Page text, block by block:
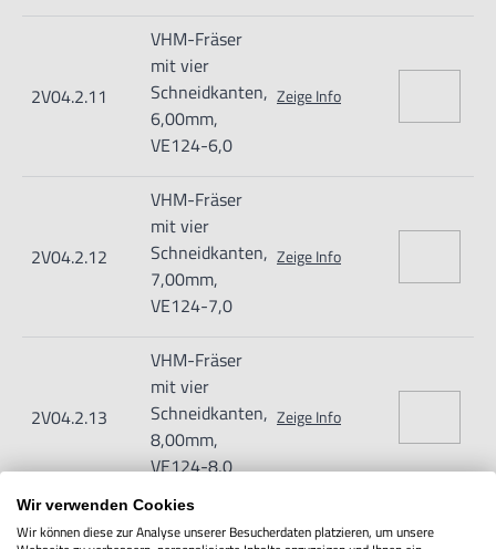
2V04.2.11
VHM-Fräser
mit vier
Schneidkanten,
6,00mm,
VE124-6,0
Zeige Info
2V04.2.12
VHM-Fräser
mit vier
Schneidkanten,
7,00mm,
VE124-7,0
Zeige Info
2V04.2.13
VHM-Fräser
mit vier
Schneidkanten,
8,00mm,
VE124-8,0
Zeige Info
VHM-Fräser
Wir verwenden Cookies
Wir können diese zur Analyse unserer Besucherdaten platzieren, um unsere